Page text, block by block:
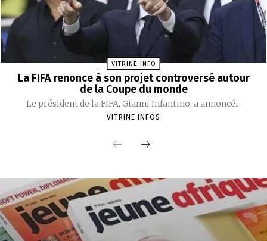
VITRINE INFO
La FIFA renonce à son projet controversé autour
de la Coupe du monde
Le président de la FIFA, Gianni Infantino, a annoncé...
VITRINE INFOS